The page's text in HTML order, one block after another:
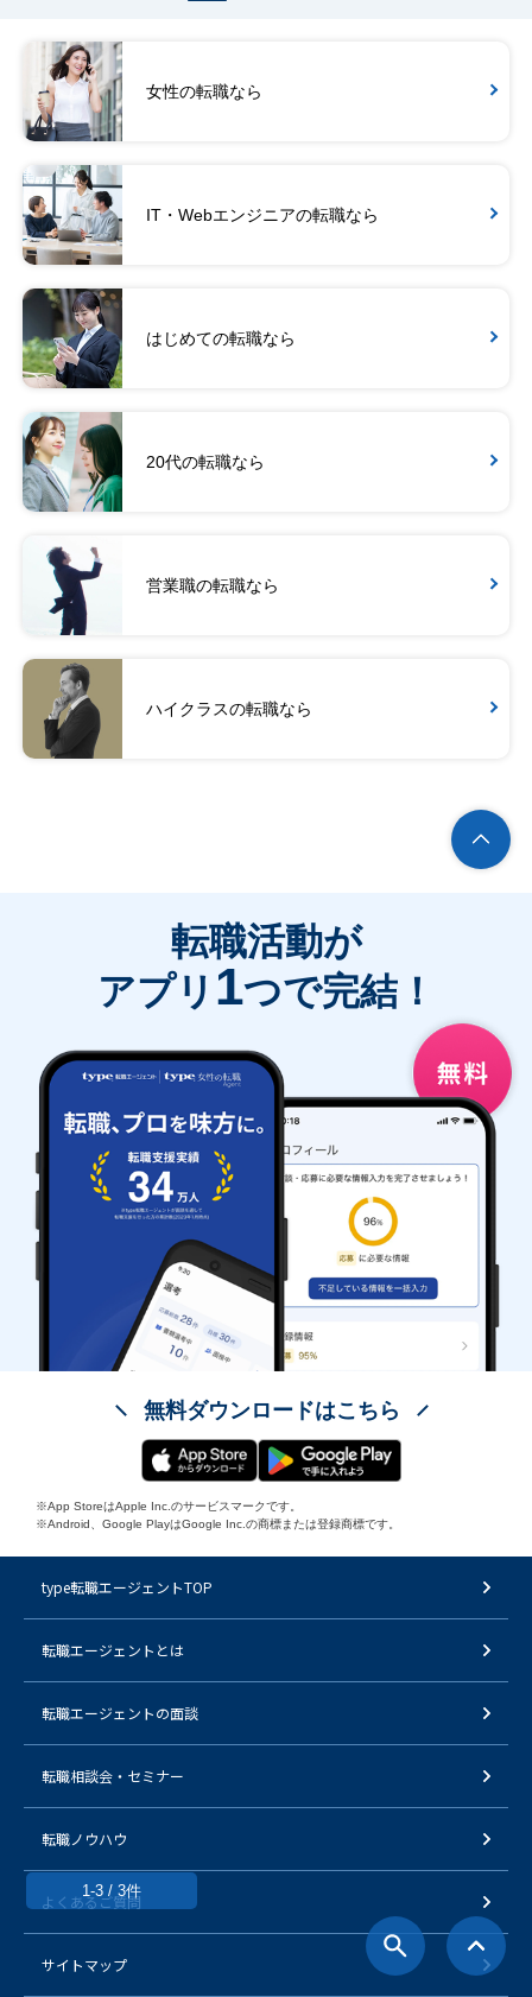
女性の転職なら
IT・Webエンジニアの転職なら
はじめての転職なら
20代の転職なら
営業職の転職なら
ハイクラスの転職なら
1-3 / 3件
転職活動が
アプリ 1つで完結！
無料ダウンロードはこちら
※App StoreはApple Inc.のサービスマークです。
※Android、Google PlayはGoogle Inc.の商標または登録商標です。
type転職エージェントTOP
転職エージェントとは
転職エージェントの面談
転職相談会・セミナー
転職ノウハウ
よくあるご質問
サイトマップ